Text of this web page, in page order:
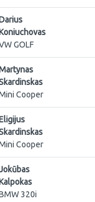
Koniuchovas
GOLF
Cooper
Eligijus
Cooper
Kalpokas
320i